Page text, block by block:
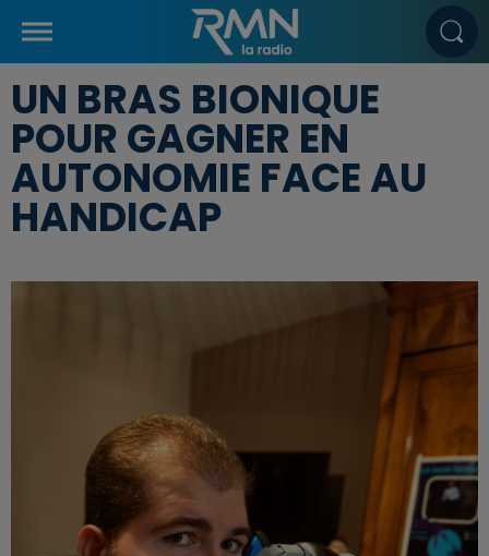
UN BRAS BIONIQUE
POUR GAGNER EN
AUTONOMIE FACE AU
HANDICAP